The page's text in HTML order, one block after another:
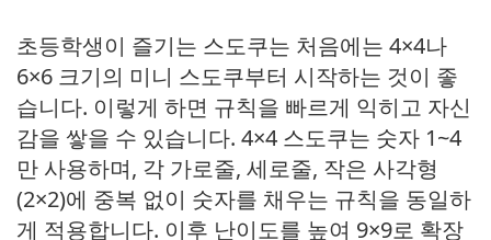
초등학생이 즐기는 스도쿠는 처음에는 4×4나
6×6 크기의 미니 스도쿠부터 시작하는 것이 좋
습니다. 이렇게 하면 규칙을 빠르게 익히고 자신
감을 쌓을 수 있습니다. 4×4 스도쿠는 숫자 1~4
만 사용하며, 각 가로줄, 세로줄, 작은 사각형
(2×2)에 중복 없이 숫자를 채우는 규칙을 동일하
게 적용합니다. 이후 난이도를 높여 9×9로 확장